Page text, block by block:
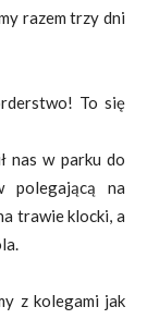
razem trzy dni
To się
nas w parku do
polegającą na
trawie klocki, a
z kolegami jak